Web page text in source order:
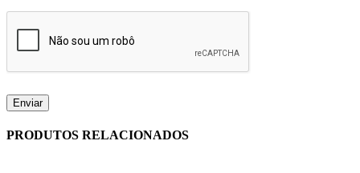
PRODUTOS RELACIONADOS